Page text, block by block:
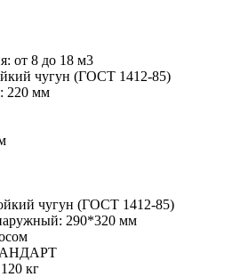
от 8 до 18 м3
чугун (ГОСТ 1412-85)
220 мм
чугун (ГОСТ 1412-85)
290*320 мм
кг